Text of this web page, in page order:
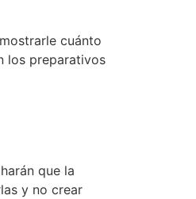
cuánto
los preparativos
que la
y no crear